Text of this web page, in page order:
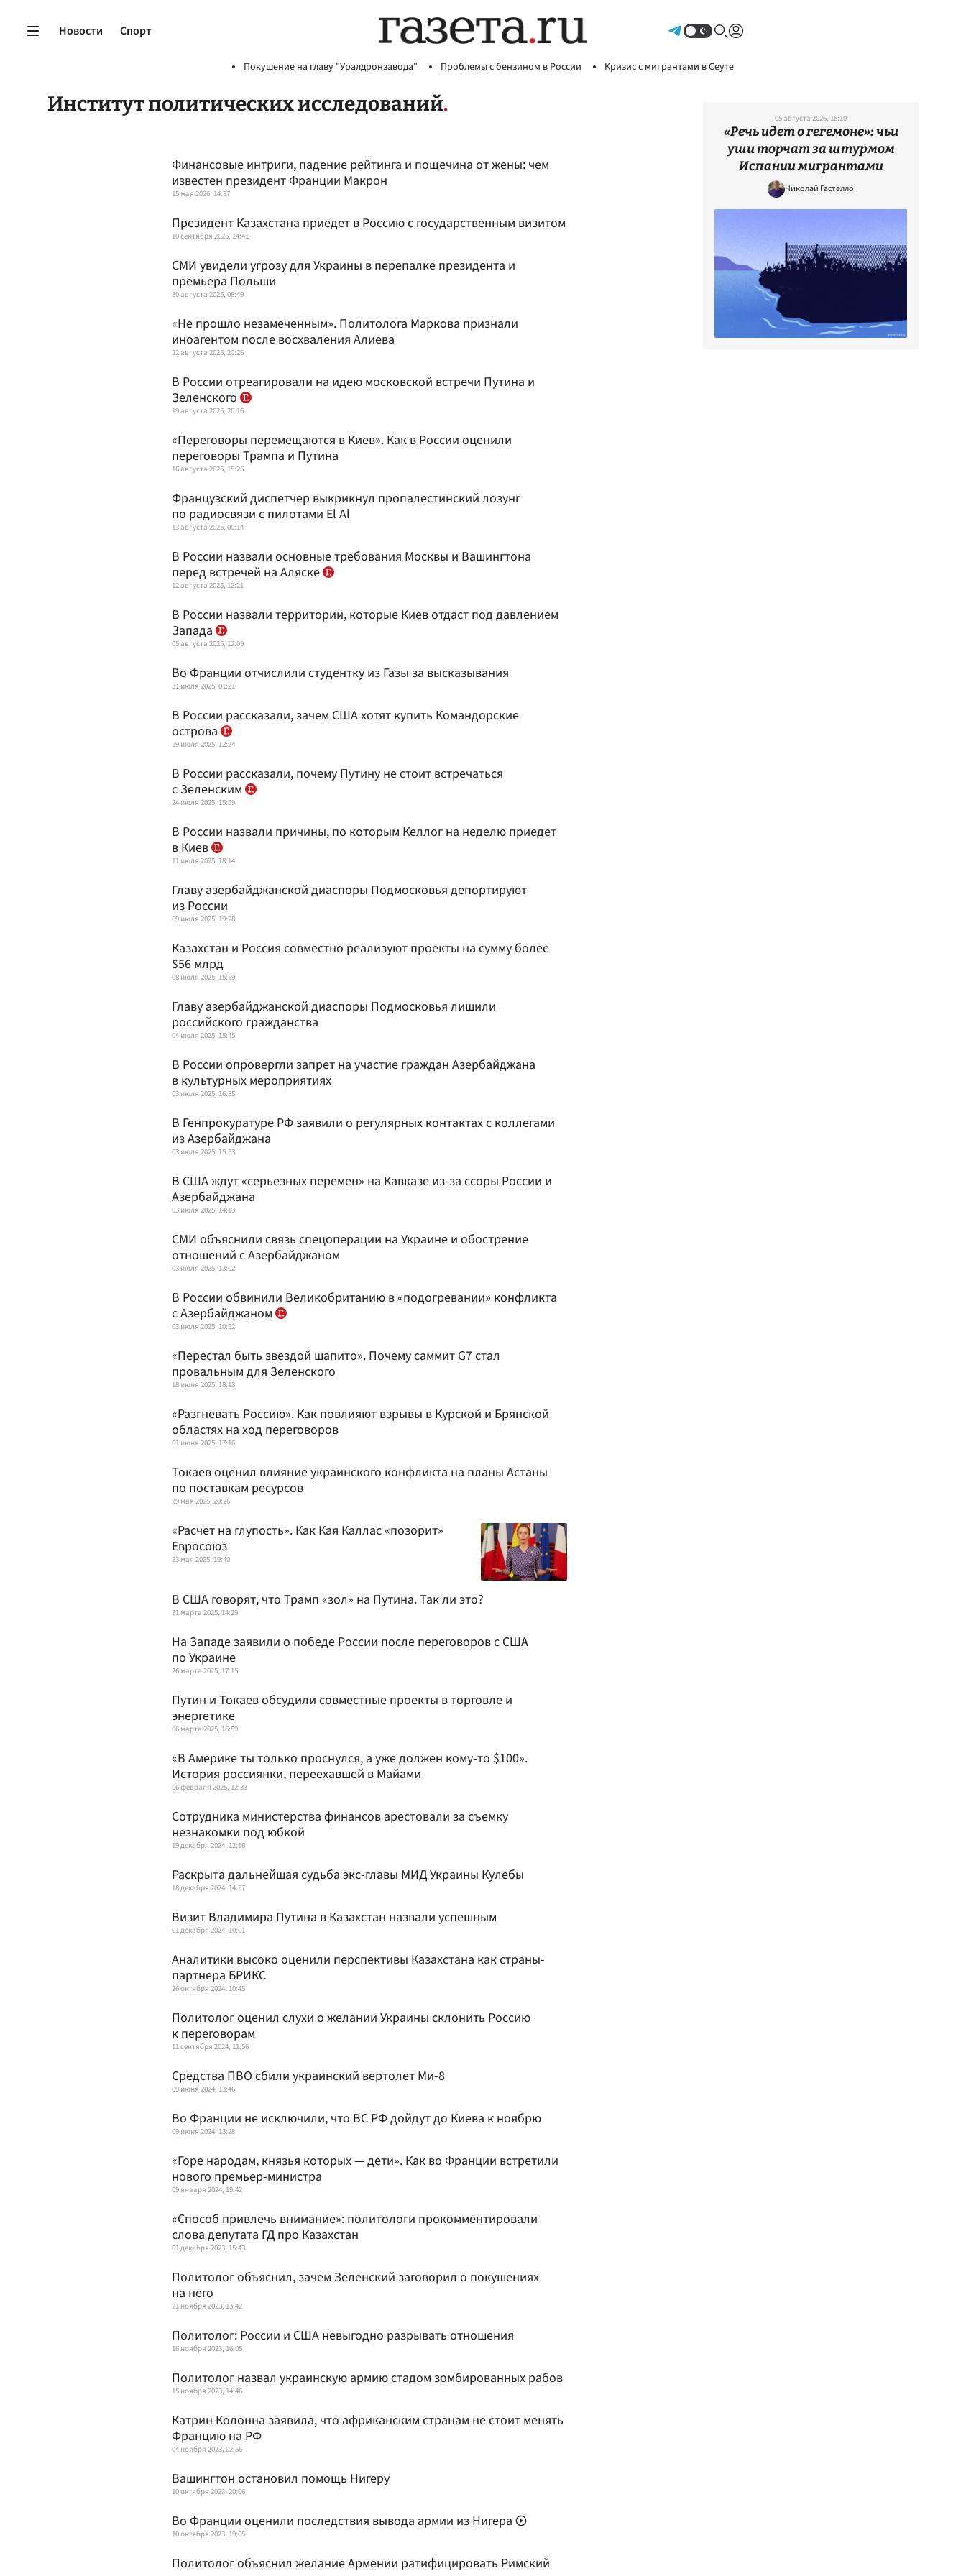
Новости Спорт
Покушение на главу "Уралдронзавода" Проблемы с бензином в России Кризис с мигрантами в Сеуте
Институт политических исследований
Финансовые интриги, падение рейтинга и пощечина от жены: чем
известен президент Франции Макрон
15 мая 2026, 14:37
Президент Казахстана приедет в Россию с государственным визитом
10 сентября 2025, 14:41
СМИ увидели угрозу для Украины в перепалке президента и
премьера Польши
30 августа 2025, 08:49
«Не прошло незамеченным». Политолога Маркова признали
иноагентом после восхваления Алиева
22 августа 2025, 20:26
В России отреагировали на идею московской встречи Путина и
Зеленского
19 августа 2025, 20:16
«Переговоры перемещаются в Киев». Как в России оценили
переговоры Трампа и Путина
16 августа 2025, 15:25
Французский диспетчер выкрикнул пропалестинский лозунг
по радиосвязи с пилотами El Al
13 августа 2025, 00:14
В России назвали основные требования Москвы и Вашингтона
перед встречей на Аляске
12 августа 2025, 12:21
В России назвали территории, которые Киев отдаст под давлением
Запада
05 августа 2025, 12:09
Во Франции отчислили студентку из Газы за высказывания
31 июля 2025, 01:21
В России рассказали, зачем США хотят купить Командорские
острова
29 июля 2025, 12:24
В России рассказали, почему Путину не стоит встречаться
с Зеленским
24 июля 2025, 15:59
В России назвали причины, по которым Келлог на неделю приедет
в Киев
11 июля 2025, 18:14
Главу азербайджанской диаспоры Подмосковья депортируют
из России
09 июля 2025, 19:28
Казахстан и Россия совместно реализуют проекты на сумму более
$56 млрд
08 июля 2025, 15:59
Главу азербайджанской диаспоры Подмосковья лишили
российского гражданства
04 июля 2025, 15:45
В России опровергли запрет на участие граждан Азербайджана
в культурных мероприятиях
03 июля 2025, 16:35
В Генпрокуратуре РФ заявили о регулярных контактах с коллегами
из Азербайджана
03 июля 2025, 15:53
В США ждут «серьезных перемен» на Кавказе из-за ссоры России и
Азербайджана
03 июля 2025, 14:13
СМИ объяснили связь спецоперации на Украине и обострение
отношений с Азербайджаном
03 июля 2025, 13:02
В России обвинили Великобританию в «подогревании» конфликта
с Азербайджаном
03 июля 2025, 10:52
«Перестал быть звездой шапито». Почему саммит G7 стал
провальным для Зеленского
18 июня 2025, 18:13
«Разгневать Россию». Как повлияют взрывы в Курской и Брянской
областях на ход переговоров
01 июня 2025, 17:16
Токаев оценил влияние украинского конфликта на планы Астаны
по поставкам ресурсов
29 мая 2025, 20:26
«Расчет на глупость». Как Кая Каллас «позорит»
Евросоюз
23 мая 2025, 19:40
В США говорят, что Трамп «зол» на Путина. Так ли это?
31 марта 2025, 14:29
На Западе заявили о победе России после переговоров с США
по Украине
26 марта 2025, 17:15
Путин и Токаев обсудили совместные проекты в торговле и
энергетике
06 марта 2025, 16:59
«В Америке ты только проснулся, а уже должен кому-то $100».
История россиянки, переехавшей в Майами
06 февраля 2025, 12:33
Сотрудника министерства финансов арестовали за съемку
незнакомки под юбкой
19 декабря 2024, 12:16
Раскрыта дальнейшая судьба экс-главы МИД Украины Кулебы
18 декабря 2024, 14:57
Визит Владимира Путина в Казахстан назвали успешным
01 декабря 2024, 10:01
Аналитики высоко оценили перспективы Казахстана как страны-
партнера БРИКС
26 октября 2024, 10:45
Политолог оценил слухи о желании Украины склонить Россию
к переговорам
11 сентября 2024, 11:56
Средства ПВО сбили украинский вертолет Ми-8
09 июня 2024, 13:46
Во Франции не исключили, что ВС РФ дойдут до Киева к ноябрю
09 июня 2024, 13:28
«Горе народам, князья которых — дети». Как во Франции встретили
нового премьер-министра
09 января 2024, 19:42
«Способ привлечь внимание»: политологи прокомментировали
слова депутата ГД про Казахстан
01 декабря 2023, 15:43
Политолог объяснил, зачем Зеленский заговорил о покушениях
на него
21 ноября 2023, 13:42
Политолог: России и США невыгодно разрывать отношения
16 ноября 2023, 16:05
Политолог назвал украинскую армию стадом зомбированных рабов
15 ноября 2023, 14:46
Катрин Колонна заявила, что африканским странам не стоит менять
Францию на РФ
04 ноября 2023, 02:56
Вашингтон остановил помощь Нигеру
10 октября 2023, 20:06
Во Франции оценили последствия вывода армии из Нигера
10 октября 2023, 19:05
Политолог объяснил желание Армении ратифицировать Римский
05 августа 2026, 18:10
«Речь идет о гегемоне»: чьи
уши торчат за штурмом
Испании мигрантами
Николай Гастелло